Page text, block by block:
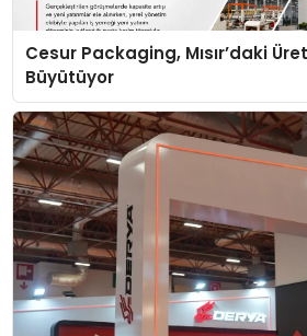
Cesur Packaging, Mısır’daki
Büyütüyor